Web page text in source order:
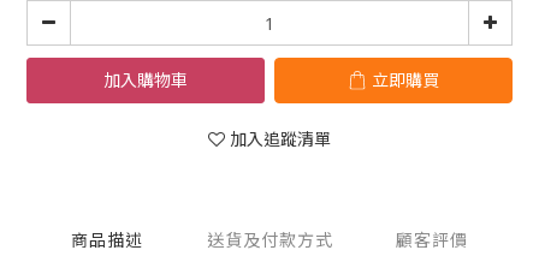
加入購物車 立即購買
加入追蹤清單
商品描述 送貨及付款方式 顧客評價